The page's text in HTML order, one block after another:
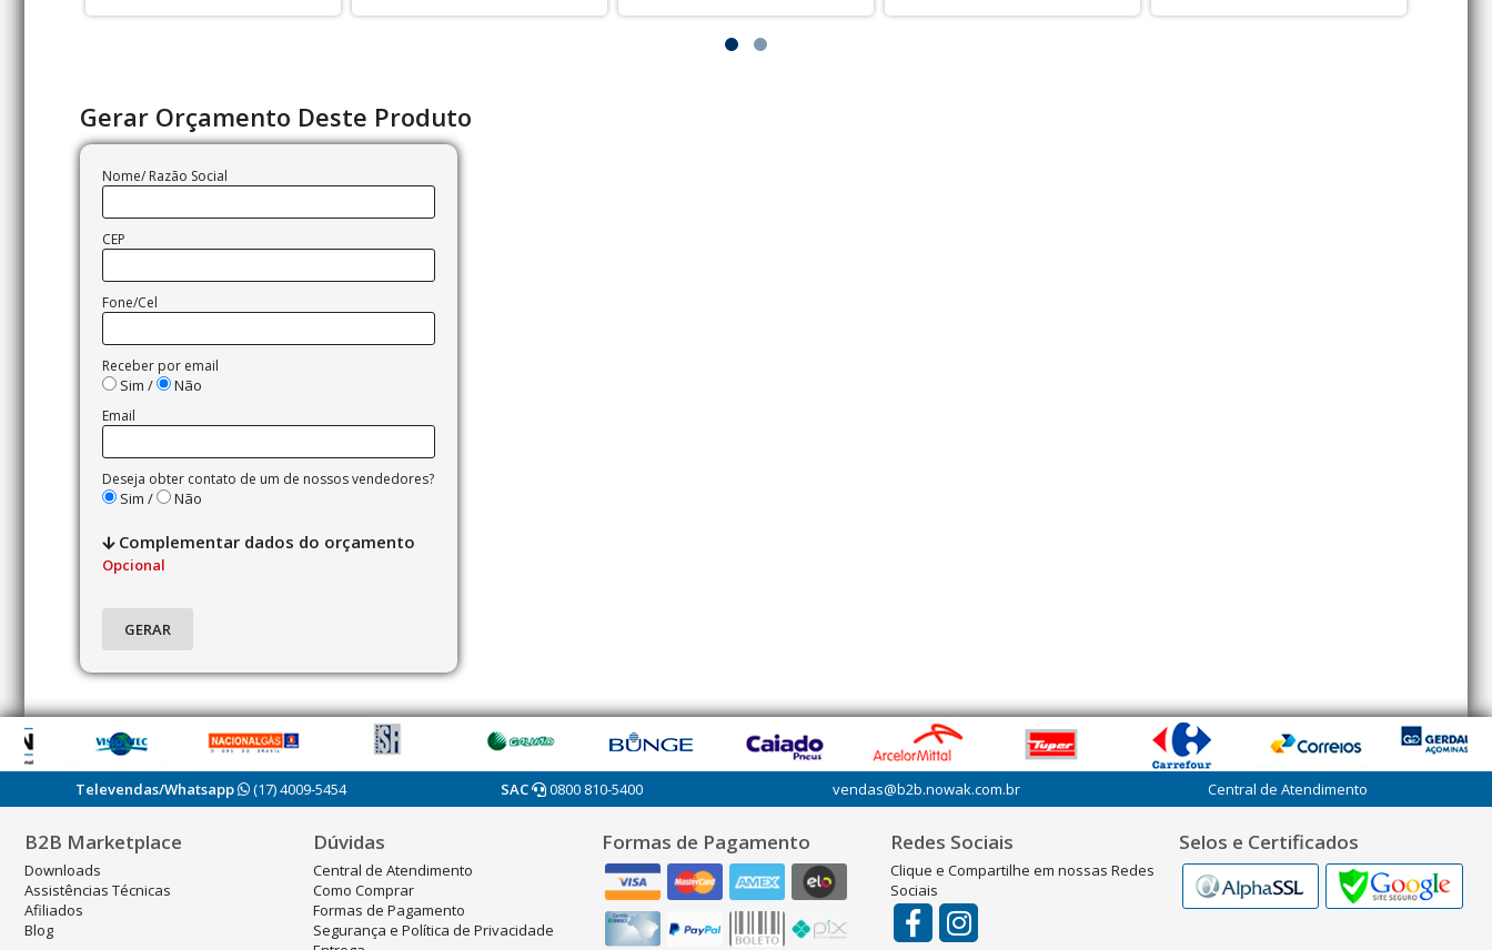
Gerar Orçamento Deste Produto
Nome/ Razão Social
CEP
Fone/Cel
Receber por email
Sim / Não
Email
Deseja obter contato de um de nossos vendedores?
Sim / Não
Complementar dados do orçamento
Opcional
Televendas/Whatsapp (17) 4009-5454 SAC 0800 810-5400 vendas@b2b.nowak.com.br Central de Atendimento
B2B Marketplace
Downloads
Assistências Técnicas
Afiliados
Blog
Dúvidas
Central de Atendimento
Como Comprar
Formas de Pagamento
Segurança e Política de Privacidade
Formas de Pagamento Redes Sociais
Clique e Compartilhe em nossas Redes
Sociais
Selos e Certificados